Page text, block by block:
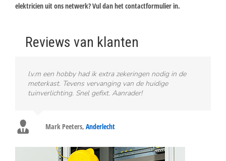
elektricien uit ons netwerk? Vul dan het contactformulier in.
Reviews van klanten
I.v.m een hobby had ik extra zekeringen nodig in de
meterkast. Tevens vervanging van de huidige
tuinverlichting. Snel gefixt. Aanrader!
Mark Peeters, Anderlecht